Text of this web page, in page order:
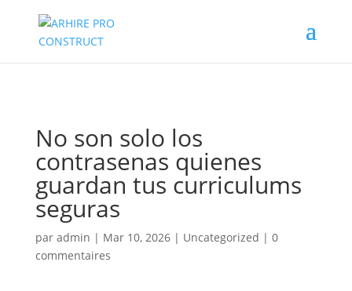
No son solo los
contrasenas quienes
guardan tus curriculums
seguras
par admin | Mar 10, 2026| Uncategorized | 0
commentaires